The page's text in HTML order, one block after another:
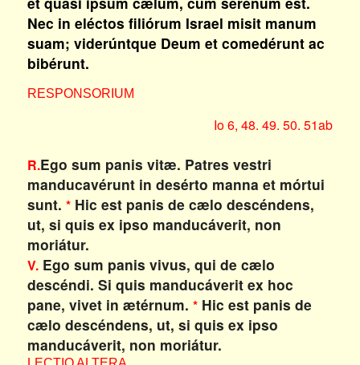
Nec in eléctos filiórum Israel misit manum
suam; viderúntque Deum et comedérunt ac
bibérunt.
RESPONSORIUM
Io 6, 48. 49. 50. 51ab
R.Ego sum panis vitæ. Patres vestri
manducavérunt in desérto manna et mórtui
sunt. *Hic est panis de cælo descéndens,
ut, si quis ex ipso manducáverit, non
moriátur.
V.Ego sum panis vivus, qui de cælo
descéndi. Si quis manducáverit ex hoc
pane, vivet in ætérnum. *Hic est panis de
cælo descéndens, ut, si quis ex ipso
manducáverit, non moriátur.